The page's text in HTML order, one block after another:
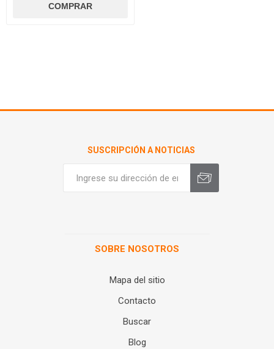
SUSCRIPCIÓN A NOTICIAS
SOBRE NOSOTROS
Mapa del sitio
Contacto
Buscar
Blog